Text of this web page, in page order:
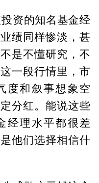
资的知名基金经
绩同样惨淡，甚
是不懂研究，不
一段行情里，市
度和叙事想象空
分红。能说这些
经理水平都很差
他们选择相信什